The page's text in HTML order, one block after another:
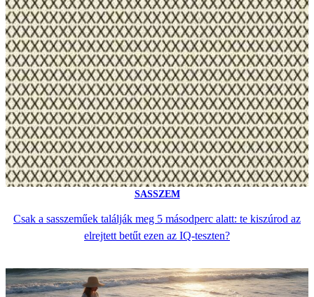
SASSZEM
Csak a sasszeműek találják meg 5 másodperc alatt: te kiszúrod az
elrejtett betűt ezen az IQ-teszten?